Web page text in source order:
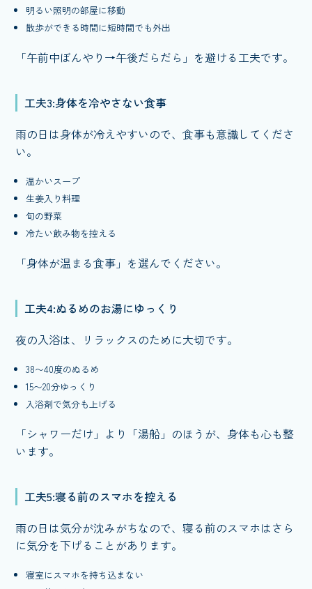
明るい照明の部屋に移動
散歩ができる時間に短時間でも外出
「午前中ぼんやり→午後だらだら」を避ける工夫です。
工夫3:身体を冷やさない食事
雨の日は身体が冷えやすいので、食事も意識してくださ
い。
温かいスープ
生姜入り料理
旬の野菜
冷たい飲み物を控える
「身体が温まる食事」を選んでください。
工夫4:ぬるめのお湯にゆっくり
夜の入浴は、リラックスのために大切です。
38〜40度のぬるめ
15〜20分ゆっくり
入浴剤で気分も上げる
「シャワーだけ」より「湯船」のほうが、身体も心も整
います。
工夫5:寝る前のスマホを控える
雨の日は気分が沈みがちなので、寝る前のスマホはさら
に気分を下げることがあります。
寝室にスマホを持ち込まない